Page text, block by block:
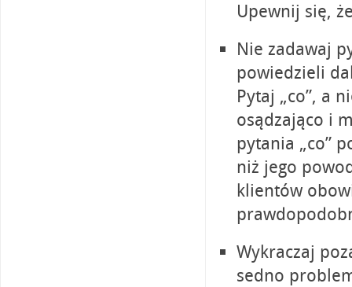
Upewnij się,
Nie zadawaj
powiedzieli
Pytaj „co”, a
osądzająco i
pytania „co”
niż jego
klientów
Wykraczaj
sedno